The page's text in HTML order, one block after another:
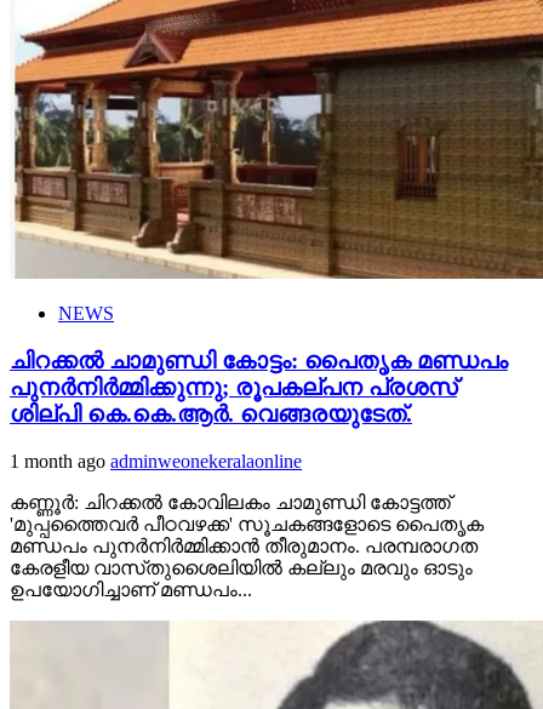
NEWS
ചിറക്കൽ ചാമുണ്ഡി കോട്ടം: പൈതൃക മണ്ഡപം
പുനർനിർമ്മിക്കുന്നു; രൂപകല്പന പ്രശസ്
ശില്പി കെ.കെ.ആർ. വെങ്ങരയുടേത്.
1 month ago adminweonekeralaonline
കണ്ണൂർ: ചിറക്കൽ കോവിലകം ചാമുണ്ഡി കോട്ടത്ത്
'മുപ്പത്തൈവർ പീഠവഴക്ക' സൂചകങ്ങളോടെ പൈതൃക
മണ്ഡപം പുനർനിർമ്മിക്കാൻ തീരുമാനം. പരമ്പരാഗത
കേരളീയ വാസ്‌തുശൈലിയിൽ കല്ലും മരവും ഓടും
ഉപയോഗിച്ചാണ് മണ്ഡപം...